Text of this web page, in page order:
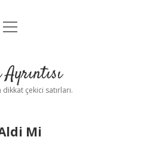
Uyarı
menüyü
dikkat çekici satırları.
Mi